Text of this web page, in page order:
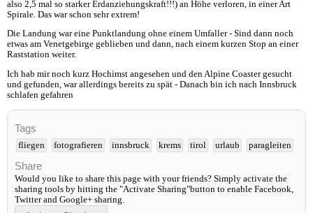
also 2,5 mal so starker Erdanziehungskraft!!!) an Höhe verloren, in einer Art
Spirale. Das war schon sehr extrem!
Die Landung war eine Punktlandung ohne einem Umfaller - Sind dann noch
etwas am Venetgebirge geblieben und dann, nach einem kurzen Stop an einer
Raststation weiter.
Ich hab mir noch kurz Hochimst angesehen und den Alpine Coaster gesucht
und gefunden, war allerdings bereits zu spät - Danach bin ich nach Innsbruck
schlafen gefahren
Tags
fliegen fotografieren innsbruck krems tirol urlaub paragleiten
Share
Would you like to share this page with your friends? Simply activate the
sharing tools by hitting the "Activate Sharing"button to enable Facebook,
Twitter and Google+ sharing.